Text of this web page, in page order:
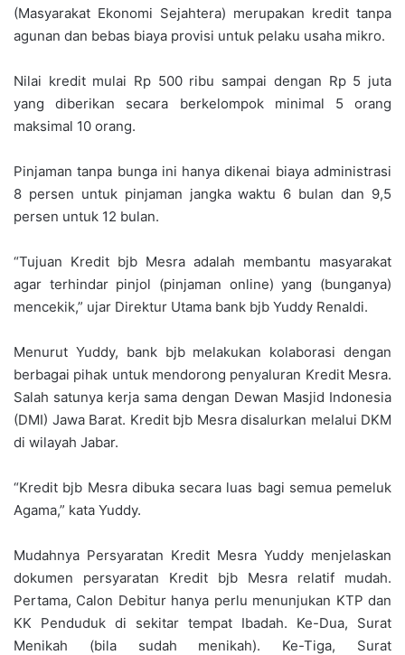
(Masyarakat Ekonomi Sejahtera) merupakan kredit tanpa
agunan dan bebas biaya provisi untuk pelaku usaha mikro.
Nilai kredit mulai Rp 500 ribu sampai dengan Rp 5 juta
yang diberikan secara berkelompok minimal 5 orang
maksimal 10 orang.
Pinjaman tanpa bunga ini hanya dikenai biaya administrasi
8 persen untuk pinjaman jangka waktu 6 bulan dan 9,5
persen untuk 12 bulan.
“Tujuan Kredit bjb Mesra adalah membantu masyarakat
agar terhindar pinjol (pinjaman online) yang (bunganya)
mencekik,” ujar Direktur Utama bank bjb Yuddy Renaldi.
Menurut Yuddy, bank bjb melakukan kolaborasi dengan
berbagai pihak untuk mendorong penyaluran Kredit Mesra.
Salah satunya kerja sama dengan Dewan Masjid Indonesia
(DMI) Jawa Barat. Kredit bjb Mesra disalurkan melalui DKM
di wilayah Jabar.
“Kredit bjb Mesra dibuka secara luas bagi semua pemeluk
Agama,” kata Yuddy.
Mudahnya Persyaratan Kredit Mesra Yuddy menjelaskan
dokumen persyaratan Kredit bjb Mesra relatif mudah.
Pertama, Calon Debitur hanya perlu menunjukan KTP dan
KK Penduduk di sekitar tempat Ibadah. Ke-Dua, Surat
Menikah (bila sudah menikah). Ke-Tiga, Surat